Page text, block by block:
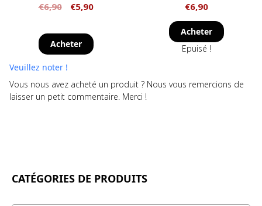
€6,90 €5,90
Acheter
€6,90
Acheter
Epuisé !
Veuillez noter !
Vous nous avez acheté un produit ? Nous vous remercions de
laisser un petit commentaire. Merci !
CATÉGORIES DE PRODUITS